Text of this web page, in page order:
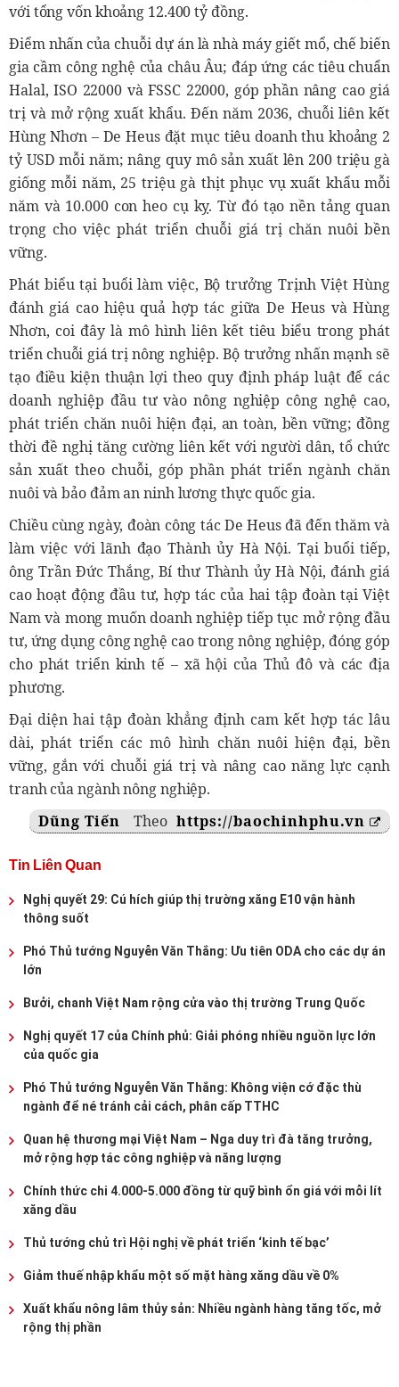
với tổng vốn khoảng 12.400 tỷ đồng.
Điểm nhấn của chuỗi dự án là nhà máy giết mổ, chế biến
gia cầm công nghệ của châu Âu; đáp ứng các tiêu chuẩn
Halal, ISO 22000 và FSSC 22000, góp phần nâng cao giá
trị và mở rộng xuất khẩu. Đến năm 2036, chuỗi liên kết
Hùng Nhơn – De Heus đặt mục tiêu doanh thu khoảng 2
tỷ USD mỗi năm; nâng quy mô sản xuất lên 200 triệu gà
giống mỗi năm, 25 triệu gà thịt phục vụ xuất khẩu mỗi
năm và 10.000 con heo cụ kỵ. Từ đó tạo nền tảng quan
trọng cho việc phát triển chuỗi giá trị chăn nuôi bền
vững.
Phát biểu tại buổi làm việc, Bộ trưởng Trịnh Việt Hùng
đánh giá cao hiệu quả hợp tác giữa De Heus và Hùng
Nhơn, coi đây là mô hình liên kết tiêu biểu trong phát
triển chuỗi giá trị nông nghiệp. Bộ trưởng nhấn mạnh sẽ
tạo điều kiện thuận lợi theo quy định pháp luật để các
doanh nghiệp đầu tư vào nông nghiệp công nghệ cao,
phát triển chăn nuôi hiện đại, an toàn, bền vững; đồng
thời đề nghị tăng cường liên kết với người dân, tổ chức
sản xuất theo chuỗi, góp phần phát triển ngành chăn
nuôi và bảo đảm an ninh lương thực quốc gia.
Chiều cùng ngày, đoàn công tác De Heus đã đến thăm và
làm việc với lãnh đạo Thành ủy Hà Nội. Tại buổi tiếp,
ông Trần Đức Thắng, Bí thư Thành ủy Hà Nội, đánh giá
cao hoạt động đầu tư, hợp tác của hai tập đoàn tại Việt
Nam và mong muốn doanh nghiệp tiếp tục mở rộng đầu
tư, ứng dụng công nghệ cao trong nông nghiệp, đóng góp
cho phát triển kinh tế – xã hội của Thủ đô và các địa
phương.
Đại diện hai tập đoàn khẳng định cam kết hợp tác lâu
dài, phát triển các mô hình chăn nuôi hiện đại, bền
vững, gắn với chuỗi giá trị và nâng cao năng lực cạnh
tranh của ngành nông nghiệp.
Dũng Tiến
Theo https://baochinhphu.vn
Tin Liên Quan
Nghị quyết 29: Cú hích giúp thị trường xăng E10 vận hành
thông suốt
Phó Thủ tướng Nguyễn Văn Thắng: Ưu tiên ODA cho các dự án
lớn
Bưởi, chanh Việt Nam rộng cửa vào thị trường Trung Quốc
Nghị quyết 17 của Chính phủ: Giải phóng nhiều nguồn lực lớn
của quốc gia
Phó Thủ tướng Nguyễn Văn Thắng: Không viện cớ đặc thù
ngành để né tránh cải cách, phân cấp TTHC
Quan hệ thương mại Việt Nam – Nga duy trì đà tăng trưởng,
mở rộng hợp tác công nghiệp và năng lượng
Chính thức chi 4.000-5.000 đồng từ quỹ bình ổn giá với mỗi lít
xăng dầu
Thủ tướng chủ trì Hội nghị về phát triển ‘kinh tế bạc’
Giảm thuế nhập khẩu một số mặt hàng xăng dầu về 0%
Xuất khẩu nông lâm thủy sản: Nhiều ngành hàng tăng tốc, mở
rộng thị phần